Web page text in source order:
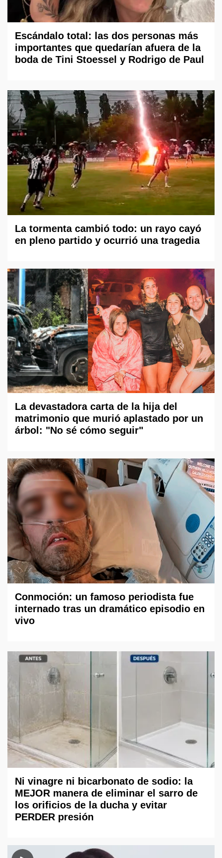
Escándalo total: las dos personas más
importantes que quedarían afuera de la
boda de Tini Stoessel y Rodrigo de Paul
La tormenta cambió todo: un rayo cayó
en pleno partido y ocurrió una tragedia
La devastadora carta de la hija del
matrimonio que murió aplastado por un
árbol: "No sé cómo seguir"
Conmoción: un famoso periodista fue
internado tras un dramático episodio en
vivo
Ni vinagre ni bicarbonato de sodio: la
MEJOR manera de eliminar el sarro de
los orificios de la ducha y evitar
PERDER presión